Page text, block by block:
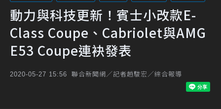
動力與科技更新！賓士小改款E-
Class Coupe、Cabriolet與AMG
E53 Coupe連袂發表
2020-05-27 15:56 聯合新聞網／記者趙駿宏／綜合報導